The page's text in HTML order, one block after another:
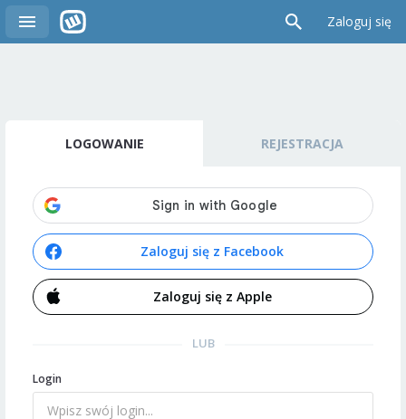
Zaloguj się
LOGOWANIE REJESTRACJA
Zaloguj się z Facebook
Zaloguj się z Apple
LUB
Login